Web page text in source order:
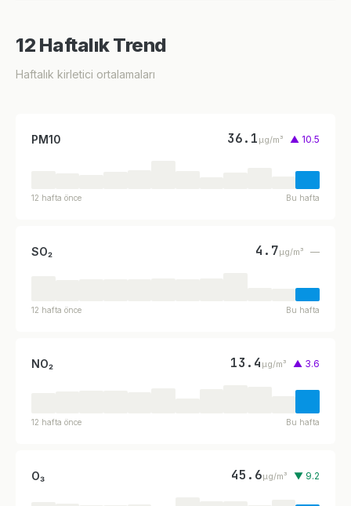
12 Haftalık Trend
Haftalık kirletici ortalamaları
PM10 36.1 µg/m³ ▲ 10.5
12 hafta önce Bu hafta
SO₂ 4.7µg/m³ —
12 hafta önce Bu hafta
NO₂ 13.4 µg/m³ ▲ 3.6
12 hafta önce Bu hafta
O₃ 45.6µg/m³ ▼ 9.2